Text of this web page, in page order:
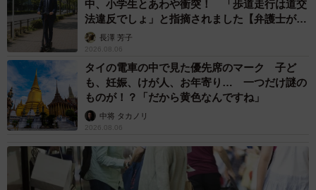
中、小学生とあわや衝突！ 「歩道走行は道交
法違反でしょ」と指摘されました【弁護士が解
説】長澤 芳子
2026.08.06
タイの電車の中で見た優先席のマーク 子ど
も、妊娠、けが人、お年寄り… 一つだけ謎の
ものが！？「だから黄色なんですね」
中将 タカノリ
2026.08.06